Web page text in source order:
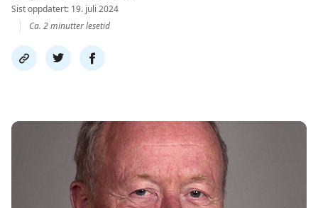
Sist oppdatert: 19. juli 2024
Ca. 2 minutter lesetid
Del
link
Del
på
Del
på